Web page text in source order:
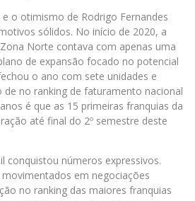
o otimismo de Rodrigo Fernandes
sólidos. No início de 2020, a
Zona Norte contava com apenas uma
de expansão focado no potencial
o ano com sete unidades e
de no ranking de faturamento nacional
é que as 15 primeiras franquias da
até final do 2º semestre deste
conquistou números expressivos.
em negociações
no ranking das maiores franquias